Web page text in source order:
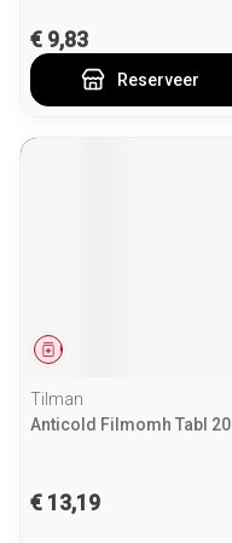
€ 9,83
Reserveer
Geneesmiddel
Tilman
Anticold Filmomh Tabl 20
€ 13,19